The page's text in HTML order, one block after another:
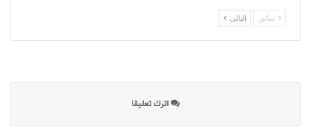
سابق التالى
اترك تعليقا